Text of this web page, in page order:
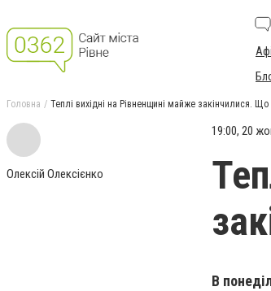
Головна Теплі вихідні на Рівненщині майже закінчилися.
Олексій Олексієнко
19:00, 20
В